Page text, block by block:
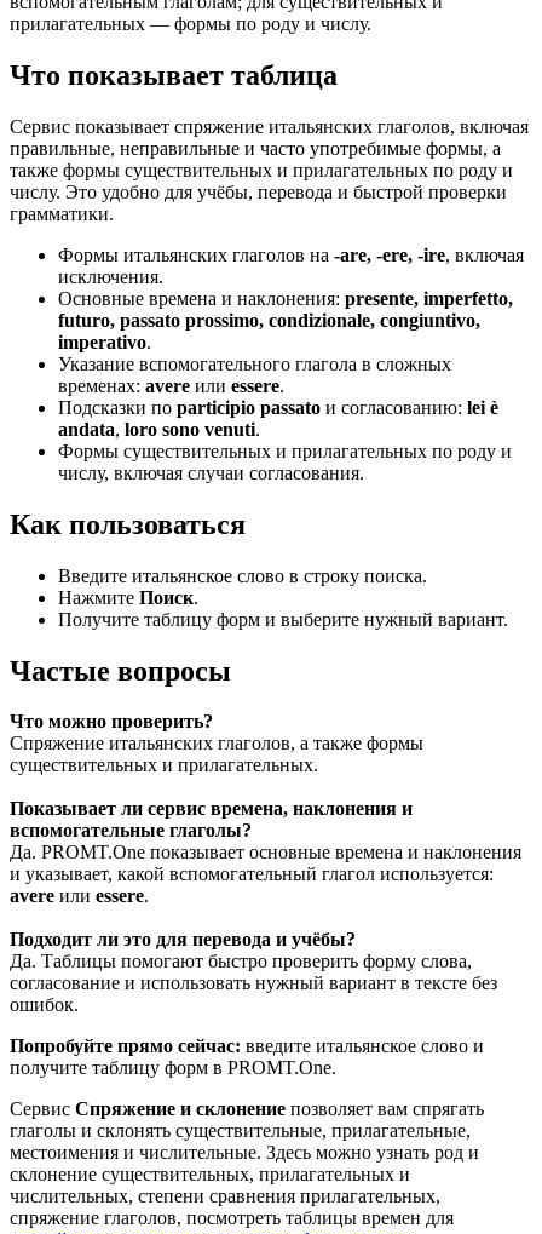
прилагательных — формы по роду и числу.
Что показывает таблица
Сервис показывает спряжение итальянских глаголов, включая
правильные, неправильные и часто употребимые формы, а
также формы существительных и прилагательных по роду и
числу. Это удобно для учёбы, перевода и быстрой проверки
грамматики.
Формы итальянских глаголов на -are, -ere, -ire, включая
исключения.
Основные времена и наклонения: presente, imperfetto,
futuro, passato prossimo, condizionale, congiuntivo,
imperativo.
Указание вспомогательного глагола в сложных
временах: avere или essere.
Подсказки по participio passato и согласованию: lei è
andata, loro sono venuti.
Формы существительных и прилагательных по роду и
числу, включая случаи согласования.
Как пользоваться
Введите итальянское слово в строку поиска.
Нажмите Поиск.
Получите таблицу форм и выберите нужный вариант.
Частые вопросы
Что можно проверить?
Спряжение итальянских глаголов, а также формы
существительных и прилагательных.
Показывает ли сервис времена, наклонения и
вспомогательные глаголы?
Да. PROMT.One показывает основные времена и наклонения
и указывает, какой вспомогательный глагол используется:
avere или essere.
Подходит ли это для перевода и учёбы?
Да. Таблицы помогают быстро проверить форму слова,
согласование и использовать нужный вариант в тексте без
ошибок.
Попробуйте прямо сейчас: введите итальянское слово и
получите таблицу форм в PROMT.One.
Сервис Спряжение и склонение позволяет вам спрягать
глаголы и склонять существительные, прилагательные,
местоимения и числительные. Здесь можно узнать род и
склонение существительных, прилагательных и
числительных, степени сравнения прилагательных,
спряжение глаголов, посмотреть таблицы времен для